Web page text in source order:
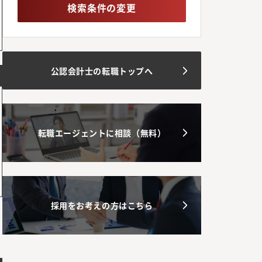
検索条件の変更
公認会計士の転職トップへ
転職エージェントに相談（無料）
採用をお考えの方はこちら